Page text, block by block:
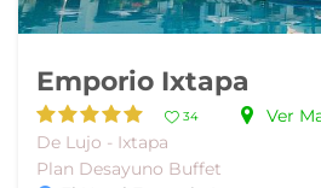
Emporio Ixtapa
34
Ver
De Lujo - Ixtapa
Plan Desayuno Buffet